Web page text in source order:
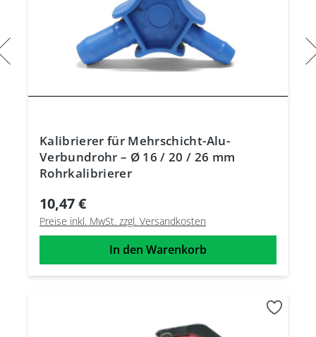
Kalibrierer für Mehrschicht-Alu-
Verbundrohr – Ø 16 / 20 / 26 mm
Rohrkalibrierer
10,47 €
Preise inkl. MwSt. zzgl. Versandkosten
In den Warenkorb